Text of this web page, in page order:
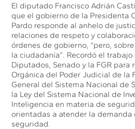
El diputado Francisco Adrián
que el gobierno de la Presidenta
Pardo responde al anhelo de
relaciones de respeto y
órdenes de gobierno, “pero,
la ciudadanía”. Recordó el trabajo
Diputados, Senado y la FGR para
Orgánica del Poder Judicial de la
General del Sistema Nacional de
la Ley del Sistema Nacional de
Inteligencia en materia de
orientadas a atender la demanda
seguridad.